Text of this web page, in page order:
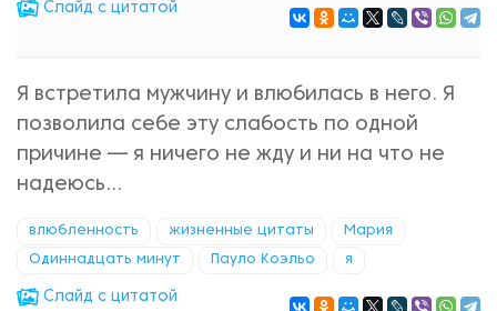
Cлайд с цитатой
Я встретила мужчину и влюбилась в него. Я
позволила себе эту слабость по одной
причине — я ничего не жду и ни на что не
надеюсь...
влюбленность жизненные цитаты Мария
Одиннадцать минут Пауло Коэльо я
Cлайд с цитатой